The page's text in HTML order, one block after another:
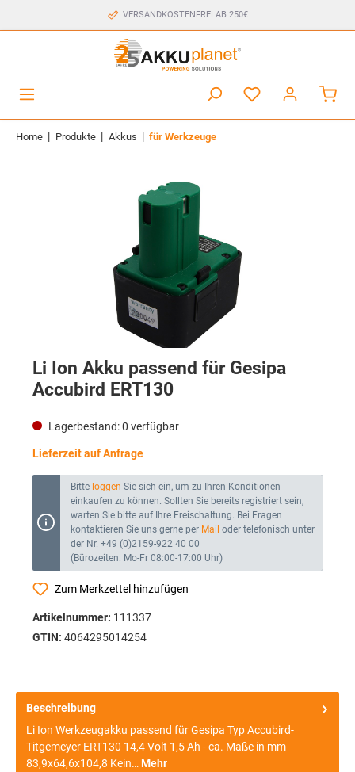
VERSANDKOSTENFREI AB 250€
Home | Produkte | Akkus | für Werkzeuge
Li Ion Akku passend für Gesipa
Accubird ERT130
Lagerbestand:0 verfügbar
Lieferzeit auf Anfrage
Bitte loggen Sie sich ein, um zu Ihren Konditionen
einkaufen zu können. Sollten Sie bereits registriert sein,
warten Sie bitte auf Ihre Freischaltung. Bei Fragen
kontaktieren Sie uns gerne per Mail oder telefonisch unter
der Nr. +49 (0)2159-922 40 00
(Bürozeiten: Mo-Fr 08:00-17:00 Uhr)
Zum Merkzettel hinzufügen
Artikelnummer: 111337
GTIN: 4064295014254
Beschreibung
Li Ion Werkzeugakku passend für Gesipa Typ Accubird-
Titgemeyer ERT130 14,4 Volt 1,5 Ah - ca. Maße in mm
83,9x64,6x104,8 Kein…Mehr